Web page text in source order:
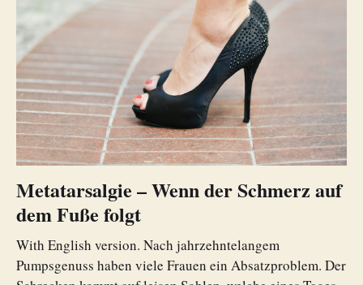
Metatarsalgie – Wenn der Schmerz auf
dem Fuße folgt
With English version. Nach jahrzehntelangem
Pumpsgenuss haben viele Frauen ein Absatzproblem. Der